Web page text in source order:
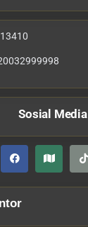
Sosial Media